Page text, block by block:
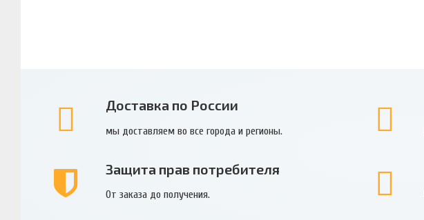
Доставка по России
мы доставляем во все города и регионы.
Защита прав потребителя
От заказа до получения.